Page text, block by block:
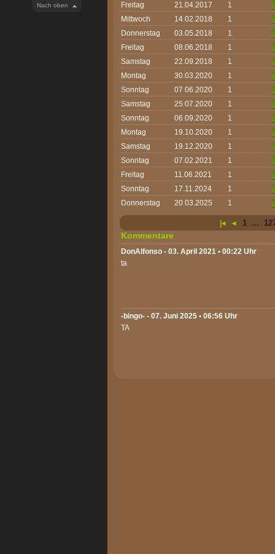
Nach oben
Freitag
21.04.2017
1
Mittwoch
14.02.2018
1
Donnerstag
03.05.2018
1
Freitag
08.06.2018
1
Samstag
22.09.2018
1
Montag
30.03.2020
1
Sonntag
07.06.2020
1
Samstag
25.07.2020
1
Sonntag
06.09.2020
1
Montag
19.10.2020
1
Samstag
19.12.2020
1
Sonntag
07.02.2021
1
Freitag
11.06.2021
1
Sonntag
17.11.2024
1
Donnerstag
20.03.2025 1
|◄ ◄ 1 ...
Kommentare
DonAlfonso - 03. April 2021 • 00:22 Uhr
ta
-bingo- - 07. Juni 2025 • 06:56 Uhr
TA